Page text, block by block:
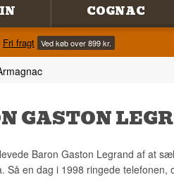
COGNAC
Fri fragt Ved køb over 899 kr.
GASTON
Baron Gaston Legrand af at
Så en dag i 1998 ringede telefonen,